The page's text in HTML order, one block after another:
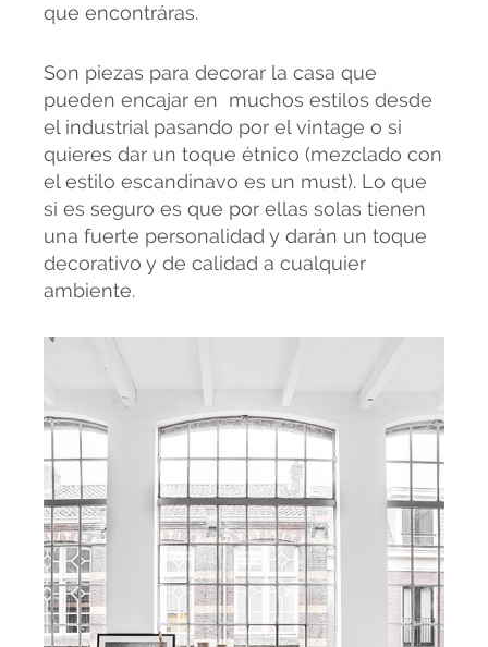
que encontráras.
Son piezas para decorar la casa que
pueden encajar en muchos estilos desde
el industrial pasando por el vintage o si
quieres dar un toque étnico (mezclado con
el estilo escandinavo es un must). Lo que
si es seguro es que por ellas solas tienen
una fuerte personalidad y darán un toque
decorativo y de calidad a cualquier
ambiente.